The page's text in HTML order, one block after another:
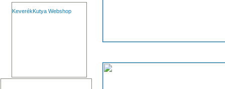
KeverékKutya Webshop